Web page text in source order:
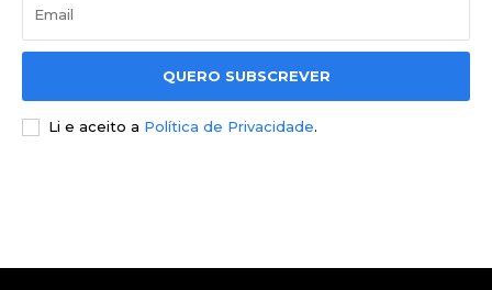
QUERO SUBSCREVER
Li e aceito a Política de Privacidade.